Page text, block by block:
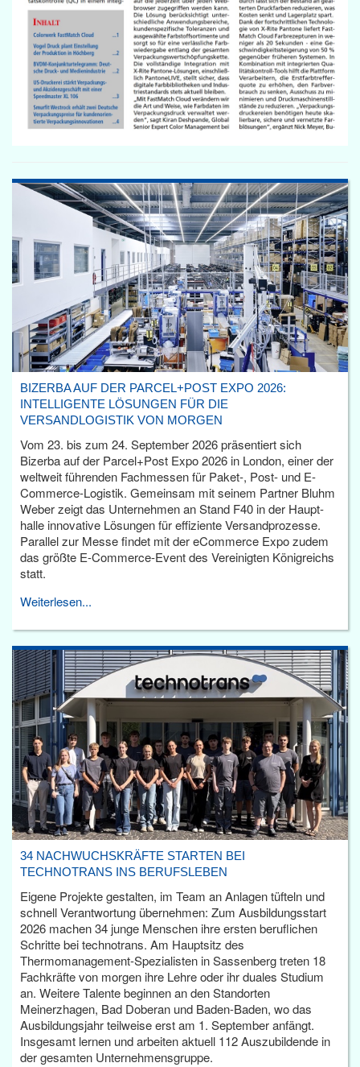
BIZERBA AUF DER PARCEL+POST EXPO 2026:
INTELLIGENTE LÖSUNGEN FÜR DIE
VERSANDLOGISTIK VON MORGEN
Vom 23. bis zum 24. September 2026 präsentiert sich
Bizerba auf der Parcel+Post Expo 2026 in London, einer der
weltweit führenden Fachmessen für Paket-, Post- und E-
Commerce-Logistik. Gemeinsam mit seinem Partner Bluhm
Weber zeigt das Unternehmen an Stand F40 in der Haupt­
halle innovative Lösungen für effiziente Versandprozesse.
Parallel zur Messe findet mit der eCommerce Expo zudem
das größte E-Commerce-Event des Vereinigten Königreichs
statt.
Weiterlesen...
34 NACHWUCHSKRÄFTE STARTEN BEI
TECHNOTRANS INS BERUFSLEBEN
Eigene Projekte gestalten, im Team an Anlagen tüfteln und
schnell Verantwortung übernehmen: Zum Ausbildungsstart
2026 machen 34 junge Menschen ihre ersten beruflichen
Schritte bei technotrans. Am Hauptsitz des
Thermomanagement-Spezialisten in Sassenberg treten 18
Fachkräfte von morgen ihre Lehre oder ihr duales Studium
an. Weitere Talente beginnen an den Standorten
Meinerzhagen, Bad Doberan und Baden-Baden, wo das
Ausbildungsjahr teilweise erst am 1. September anfängt.
Insgesamt lernen und arbeiten aktuell 112 Auszubildende in
der gesamten Unternehmensgruppe.